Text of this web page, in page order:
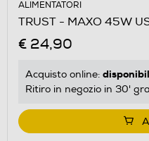
ALIMENTATORI
TRUST - MAXO 45W
€ 24,90
Acquisto online:
Ritiro in negozio in 30'